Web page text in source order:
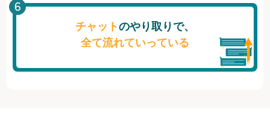
チャットのやり取りで、
全て流れていっている